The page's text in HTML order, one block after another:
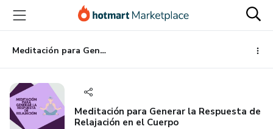
principal
página
de
página
Meditación para Generar la Respuesta de Relajación en el Cuerpo
Meditación para Generar la Respuesta de
Relajación en el Cuerpo